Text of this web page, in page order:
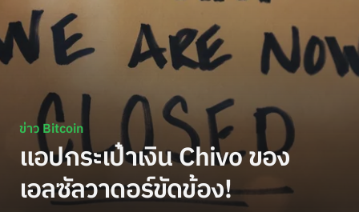
ข่าว Bitcoin
แอปกระเป๋าเงิน Chivo ของ
เอลซัลวาดอร์ขัดข้อง!